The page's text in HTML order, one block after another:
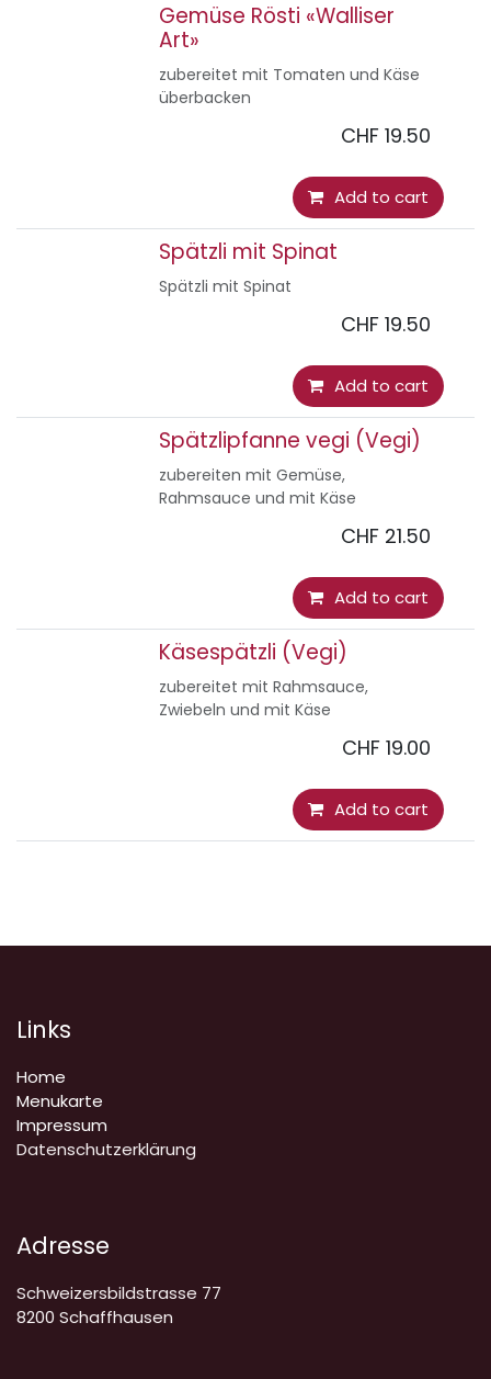
Gemüse Rösti «Walliser
Art»
zubereitet mit Tomaten und Käse
überbacken
CHF 19.50
Add to cart
Spätzli mit Spinat
Spätzli mit Spinat
CHF 19.50
Add to cart
Spätzlipfanne vegi (Vegi)
zubereiten mit Gemüse,
Rahmsauce und mit Käse
CHF 21.50
Add to cart
Käsespätzli (Vegi)
zubereitet mit Rahmsauce,
Zwiebeln und mit Käse
CHF 19.00
Add to cart
Links
Home
Menukarte
Impressum
Datenschutzerklärung
Adresse
Schweizersbildstrasse 77
8200 Schaffhausen